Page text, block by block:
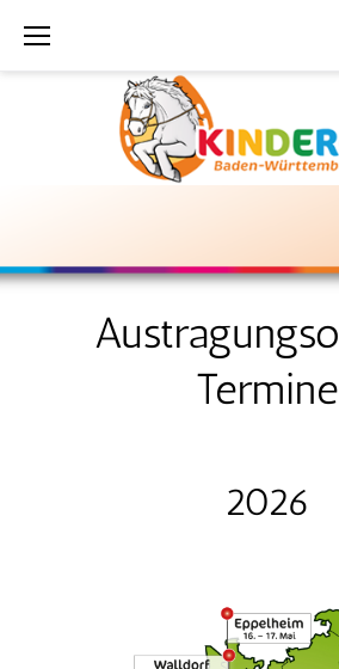
&
Termine
Termine
2026